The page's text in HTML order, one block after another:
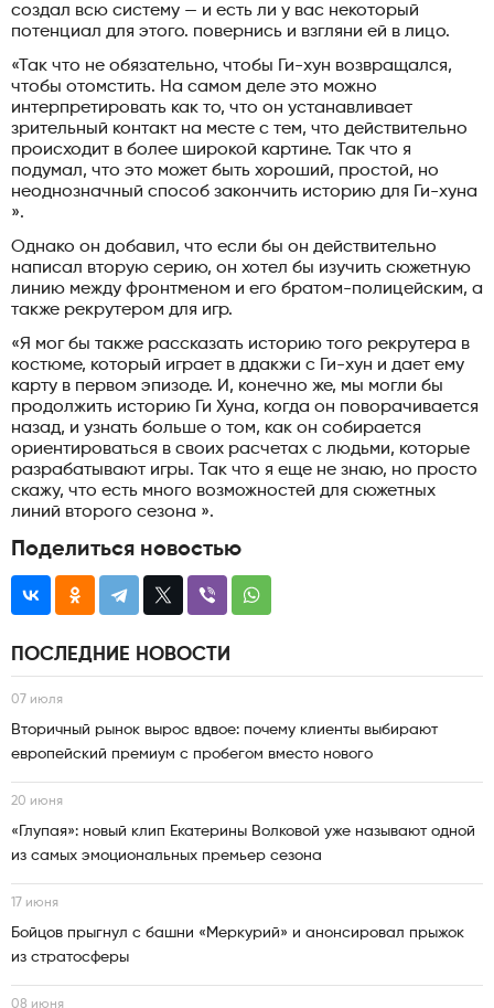
создал всю систему — и есть ли у вас некоторый
потенциал для этого. повернись и взгляни ей в лицо.
«Так что не обязательно, чтобы Ги-хун возвращался,
чтобы отомстить. На самом деле это можно
интерпретировать как то, что он устанавливает
зрительный контакт на месте с тем, что действительно
происходит в более широкой картине. Так что я
подумал, что это может быть хороший, простой, но
неоднозначный способ закончить историю для Ги-хуна
».
Однако он добавил, что если бы он действительно
написал вторую серию, он хотел бы изучить сюжетную
линию между фронтменом и его братом-полицейским, а
также рекрутером для игр.
«Я мог бы также рассказать историю того рекрутера в
костюме, который играет в ддакжи с Ги-хун и дает ему
карту в первом эпизоде. И, конечно же, мы могли бы
продолжить историю Ги Хуна, когда он поворачивается
назад, и узнать больше о том, как он собирается
ориентироваться в своих расчетах с людьми, которые
разрабатывают игры. Так что я еще не знаю, но просто
скажу, что есть много возможностей для сюжетных
линий второго сезона ».
Поделиться новостью
ПОСЛЕДНИЕ НОВОСТИ
07 июля
Вторичный рынок вырос вдвое: почему клиенты выбирают
европейский премиум с пробегом вместо нового
20 июня
«Глупая»: новый клип Екатерины Волковой уже называют одной
из самых эмоциональных премьер сезона
17 июня
Бойцов прыгнул с башни «Меркурий» и анонсировал прыжок
из стратосферы
08 июня